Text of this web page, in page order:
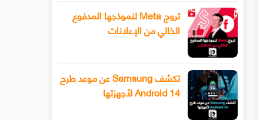
تروج Meta لنموذجها المدفوع
الخالي من الإعلانات
تكشف Samsung عن موعد طرح
Android 14 لأجهزتها